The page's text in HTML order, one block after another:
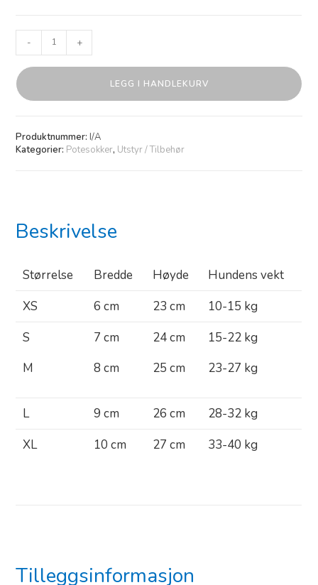
- +
LEGG I HANDLEKURV
Produktnummer: I/A
Kategorier: Potesokker, Utstyr / Tilbehør
Beskrivelse
Størrelse Bredde Høyde
Hundens vekt
XS
6 cm 23 cm
10-15 kg
S
M
7 cm
8 cm
24 cm
25 cm
15-22 kg
23-27 kg
L 9 cm 26 cm
28-32 kg
XL
10 cm 27 cm 33-40 kg
Tilleggsinformasjon